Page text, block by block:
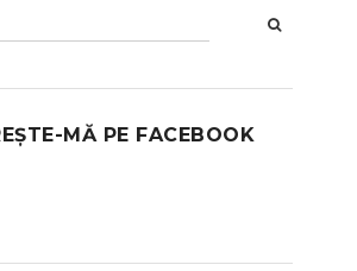
MĂ PE FACEBOOK